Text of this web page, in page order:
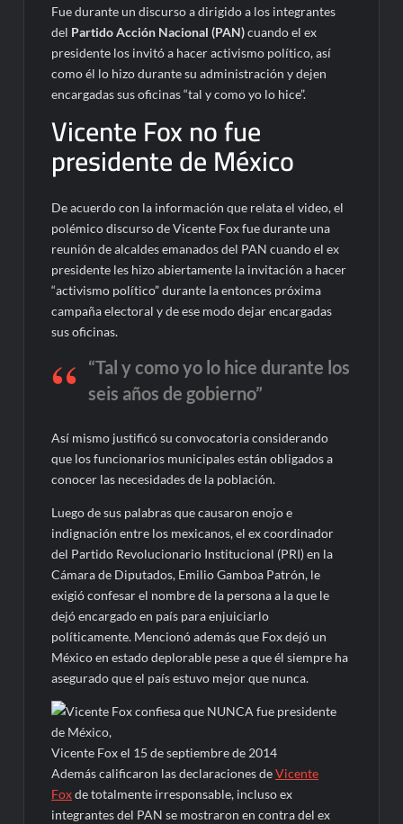
Fue durante un discurso a dirigido a los integrantes
del Partido Acción Nacional (PAN)cuando el ex
presidente los invitó a hacer activismo político, así
como él lo hizo durante su administración y dejen
encargadas sus oficinas “tal y como yo lo hice”.
Vicente Fox no fue
presidente de México
De acuerdo con la información que relata el video, el
polémico discurso de Vicente Fox fue durante una
reunión de alcaldes emanados del PAN cuando el ex
presidente les hizo abiertamente la invitación a hacer
“activismo político” durante la entonces próxima
campaña electoral y de ese modo dejar encargadas
sus oficinas.
“Tal y como yo lo hice durante los
seis años de gobierno”
Así mismo justificó su convocatoria considerando
que los funcionarios municipales están obligados a
conocer las necesidades de la población.
Luego de sus palabras que causaron enojo e
indignación entre los mexicanos, el ex coordinador
del Partido Revolucionario Institucional (PRI) en la
Cámara de Diputados, Emilio Gamboa Patrón, le
exigió confesar el nombre de la persona a la que le
dejó encargado en país para enjuiciarlo
políticamente. Mencionó además que Fox dejó un
México en estado deplorable pese a que él siempre ha
asegurado que el país estuvo mejor que nunca.
Vicente Fox el 15 de septiembre de 2014
Además calificaron las declaraciones deVicente
Foxde totalmente irresponsable, incluso ex
integrantes del PAN se mostraron en contra del ex